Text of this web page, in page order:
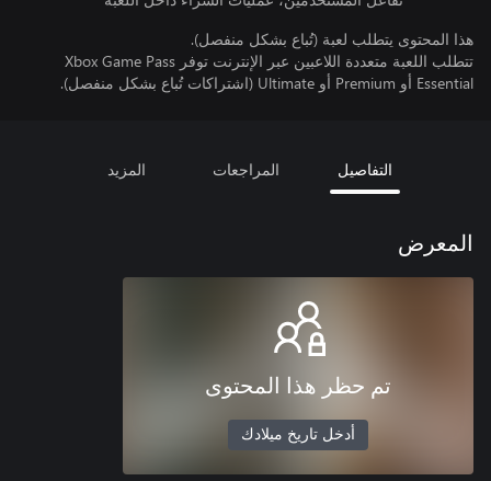
هذا المحتوى يتطلب لعبة (تُباع بشكل منفصل).
تتطلب اللعبة متعددة اللاعبين عبر الإنترنت توفر Xbox Game Pass
Essential أو Premium أو Ultimate (اشتراكات تُباع بشكل منفصل).
التفاصيل المراجعات المزيد
المعرض
تم حظر هذا المحتوى
أدخل تاريخ ميلادك